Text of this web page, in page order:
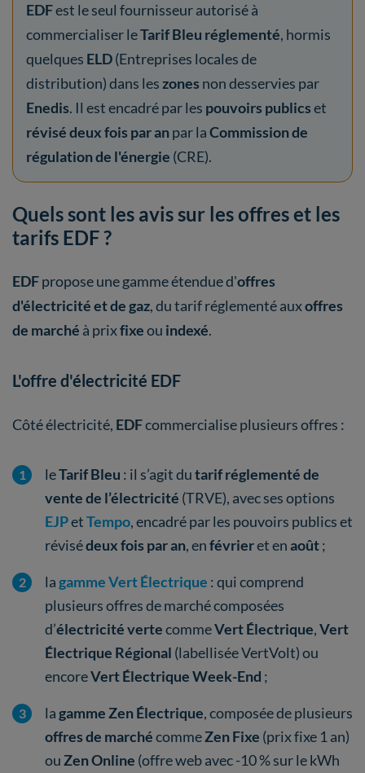
EDFest le seul fournisseur autorisé à
commercialiser leTarif Bleu réglementé, hormis
quelques ELD(Entreprises locales de
distribution) dans les zones non desservies par
Enedis. Il est encadré par les pouvoirs publicset
révisé deux fois par anpar laCommission de
régulation de l'énergie (CRE).
Quels sont les avis sur les offres et les
tarifs EDF ?
EDFpropose une gamme étendue d'offres
d'électricité et de gaz, du tarif réglementé auxoffres
de marché à prixfixeou indexé.
L'offre d'électricité EDF
Côté électricité, EDFcommercialise plusieurs offres :
leTarif Bleu : il s’agit dutarif réglementé de
vente de l’électricité (TRVE), avec ses options
EJPetTempo, encadré par les pouvoirs publics et
révisédeux fois par an, enfévrieret enaoût;
lagamme Vert Électrique : qui comprend
plusieurs offres de marché composées
d’électricité vertecommeVert Électrique,Vert
Électrique Régional (labellisée VertVolt)ou
encoreVert Électrique Week-End ;
lagamme Zen Électrique, composée de plusieurs
offres de marchécommeZen Fixe (prix fixe 1 an)
ouZen Online (offre web avec -10 % sur le kWh